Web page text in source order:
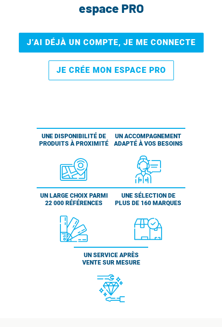
espace PRO
J’AI DÉJÀ UN COMPTE, JE ME CONNECTE
JE CRÉE MON ESPACE PRO
UNE DISPONIBILITÉ DE
PRODUITS À PROXIMITÉ
UN ACCOMPAGNEMENT
ADAPTÉ À VOS BESOINS
UN LARGE CHOIX PARMI
22 000 RÉFÉRENCES
UNE SÉLECTION DE
PLUS DE 160 MARQUES
UN SERVICE APRÈS
VENTE SUR MESURE